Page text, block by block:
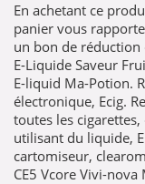
En achetant ce
panier vous
un bon de réduction
E-Liquide Saveur
E-liquid Ma-Potion.
électronique, Ecig.
toutes les
utilisant du liquide,
cartomiseur,
CE5 Vcore Vivi-